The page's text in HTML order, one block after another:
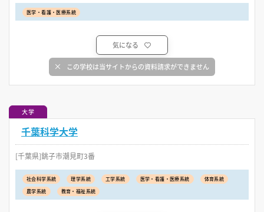
医学・看護・医療系統
気になる
この学校は当サイトからの資料請求ができません
大学
千葉科学大学
[千葉県]銚子市潮見町3番
社会科学系統 理学系統 工学系統 医学・看護・医療系統
体育系統
農学系統
教育・福祉系統